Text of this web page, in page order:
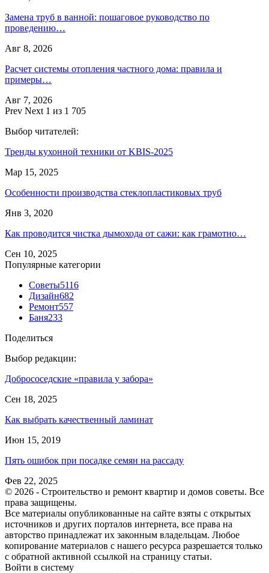
Замена труб в ванной: пошаговое руководство по
проведению…
Авг 8, 2026
Расчет системы отопления частного дома: правила и
примеры…
Авг 7, 2026
Prev Next 1 из 1 705
Выбор читателей:
Тренды кухонной техники от KBIS-2025
Мар 15, 2025
Особенности производства стеклопластиковых труб
Янв 3, 2020
Как проводится чистка дымохода от сажи: как грамотно…
Сен 10, 2025
Популярные категории
Советы5116
Дизайн682
Ремонт557
Баня233
Поделиться
Выбор редакции:
Добрососедские «правила у забора»
Сен 18, 2025
Как выбрать качественный ламинат
Июн 15, 2019
Пять ошибок при посадке семян на рассаду
Фев 22, 2025
© 2026 - Строительство и ремонт квартир и домов советы. Все
права защищены.
Все материалы опубликованные на сайте взяты с открытых
источников и других порталов интернета, все права на
авторство принадлежат их законным владельцам. Любое
копирование материалов с нашего ресурса разрешается только
с обратной активной ссылкой на страницу статьи.
Войти в систему